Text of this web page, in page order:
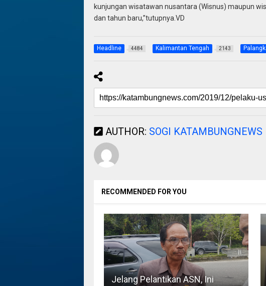
kunjungan wisatawan nusantara (Wisnus) maupun
dan tahun baru,”tutupnya.VD
Headline 4484 Kalimantan Tengah 2143
AUTHOR: SOGI KATAMBUNGNEWS
RECOMMENDED FOR YOU
Jelang Pelantikan ASN, Ini